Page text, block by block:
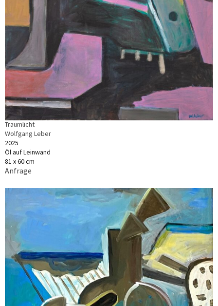
Traumlicht
Wolfgang Leber
2025
Öl auf Leinwand
81 x 60 cm
Anfrage